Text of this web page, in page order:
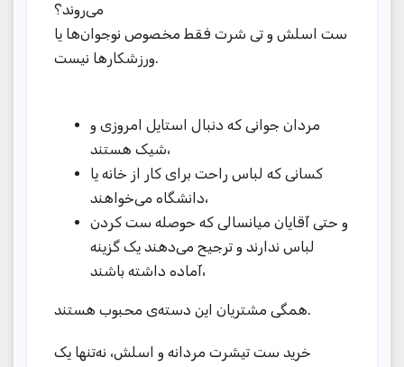
می‌روند؟
ست اسلش و تی شرت فقط مخصوص نوجوان‌ها یا
ورزشکارها نیست.
مردان جوانی که دنبال استایل امروزی و
شیک هستند،
کسانی که لباس راحت برای کار از خانه یا
دانشگاه می‌خواهند،
و حتی آقایان میانسالی که حوصله ست کردن
لباس ندارند و ترجیح می‌دهند یک گزینه
آماده داشته باشند،
همگی مشتریان این دسته‌‌ی محبوب هستند.
خرید ست تیشرت مردانه و اسلش، نه‌تنها یک